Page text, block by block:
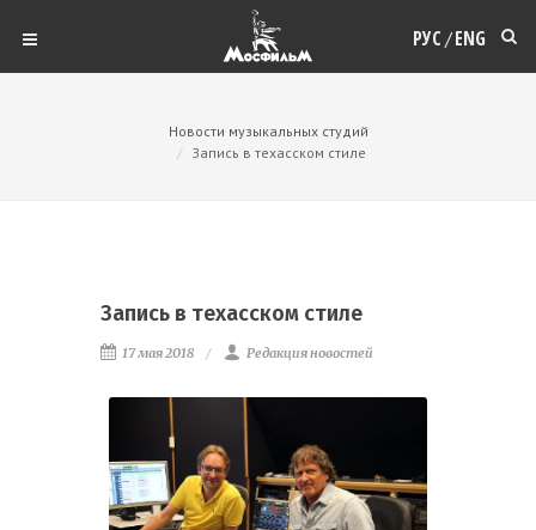
РУС /ENG
Новости музыкальных студий
Запись в техасском стиле
Запись в техасском стиле
17 мая 2018 Редакция новостей